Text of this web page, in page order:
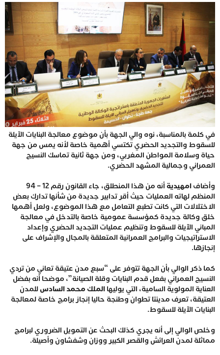
في كلمة بالمناسبة، نوه والي الجهة بأن موضوع معالجة البنايات الآيلة
للسقوط والتجديد الحضري تكتسي أهمية خاصة لأنه يمس من جهة
حياة وسلامة المواطن المغربي، ومن جهة ثانية تماسك النسيج
العمراني وجمالية المشهد الحضري.
وأضافامهيدية
أنه من هذا المنطلق، جاء القانون رقم 12 – 94
المنظم لهاته العمليات حيث أقر تدابير جديدة من شأنها تدارك بعض
الاختلالات التي كانت تطبع التعامل مع هذا الموضوع، ولعل أهمها
خلق وكالة جديدة كمؤسسة عمومية خاصة بالتدخل في معالجة
المباني الآيلة للسقوط وتنظيم عمليات التجديد الحضري وإعداد
الاستراتيجيات والبرامج العمرانية المتعلقة بالمجال والإشراف على
إنجازها.
كما ذكر الوالي بأن الجهة تتوفر على “سبع مدن عتيقة تعاني من تردي
النسيج العمراني بفعل قدم البنايات وقلة الصيانة”، موضحا أنه بفضل
العناية المولوية السامية، التي يوليهاالملك محمد السادسللمدن
العتيقة، تعرف مدينتا تطوان وطنجة حاليا إنجاز برامج خاصة لمعالجة
البنايات الآيلة للسقوط.
وخلص الوالي إلى أنه يجري كذلك البحث عن التمويل الضروري لبرامج
مماثلة لمدن العرائش والقصر الكبير ووزان وشفشاون وأصيلة.